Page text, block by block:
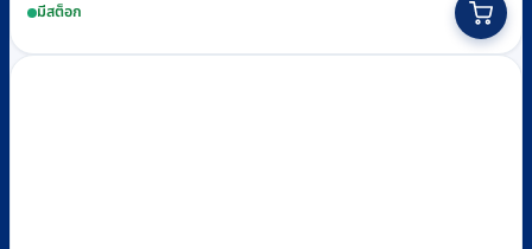
was:
฿1,080.
is:
฿1,000.
มีสต็อก